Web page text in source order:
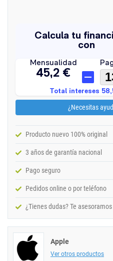
¿Necesitas
Producto nuevo 100% original
3 años de garantía nacional
Pago seguro
Pedidos online o por teléfono
¿Tienes dudas? Te asesoramos
Apple
Ver otros productos